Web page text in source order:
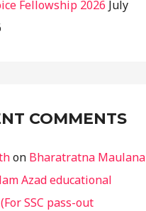
Fellowship 2026 July
COMMENTS
on Bharatratna Maulana
Azad educational
SSC pass-out